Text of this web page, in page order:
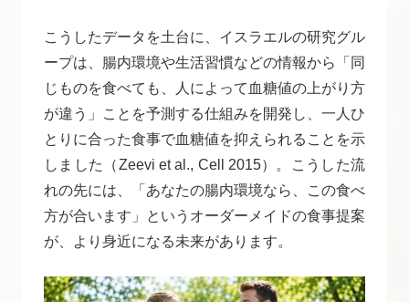
こうしたデータを土台に、イスラエルの研究グル
ープは、腸内環境や生活習慣などの情報から「同
じものを食べても、人によって血糖値の上がり方
が違う」ことを予測する仕組みを開発し、一人ひ
とりに合った食事で血糖値を抑えられることを示
しました（Zeevi et al., Cell 2015）。こうした流
れの先には、「あなたの腸内環境なら、この食べ
方が合います」というオーダーメイドの食事提案
が、より身近になる未来があります。